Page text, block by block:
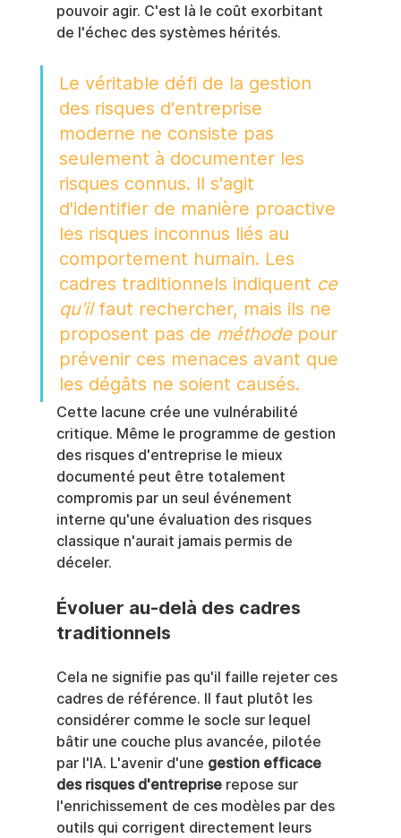
pouvoir agir. C'est là le coût exorbitant
de l'échec des systèmes hérités.
Le véritable défi de la gestion
des risques d'entreprise
moderne ne consiste pas
seulement à documenter les
risques connus. Il s'agit
d'identifier de manière proactive
les risques inconnus liés au
comportement humain. Les
cadres traditionnels indiquent ce
qu'il faut rechercher, mais ils ne
proposent pas de méthode pour
prévenir ces menaces avant que
les dégâts ne soient causés.
Cette lacune crée une vulnérabilité
critique. Même le programme de gestion
des risques d'entreprise le mieux
documenté peut être totalement
compromis par un seul événement
interne qu'une évaluation des risques
classique n'aurait jamais permis de
déceler.
Évoluer au-delà des cadres
traditionnels
Cela ne signifie pas qu'il faille rejeter ces
cadres de référence. Il faut plutôt les
considérer comme le socle sur lequel
bâtir une couche plus avancée, pilotée
par l'IA. L'avenir d'une gestion efficace
des risques d'entreprise repose sur
l'enrichissement de ces modèles par des
outils qui corrigent directement leurs